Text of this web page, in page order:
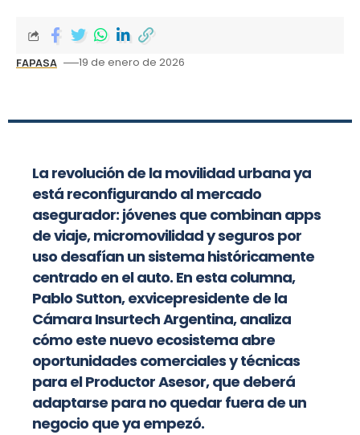
FAPASA 19 de enero de 2026
La revolución de la movilidad urbana ya
está reconfigurando al mercado
asegurador: jóvenes que combinan apps
de viaje, micromovilidad y seguros por
uso desafían un sistema históricamente
centrado en el auto. En esta columna,
Pablo Sutton, exvicepresidente de la
Cámara Insurtech Argentina, analiza
cómo este nuevo ecosistema abre
oportunidades comerciales y técnicas
para el Productor Asesor, que deberá
adaptarse para no quedar fuera de un
negocio que ya empezó.